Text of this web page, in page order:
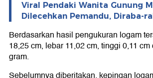
Viral Pendaki Wanita Gunung
Dilecehkan Pemandu, Diraba-
Berdasarkan hasil pengukuran logam
18,25 cm, lebar 11,02 cm, tinggi 0,11
gram.